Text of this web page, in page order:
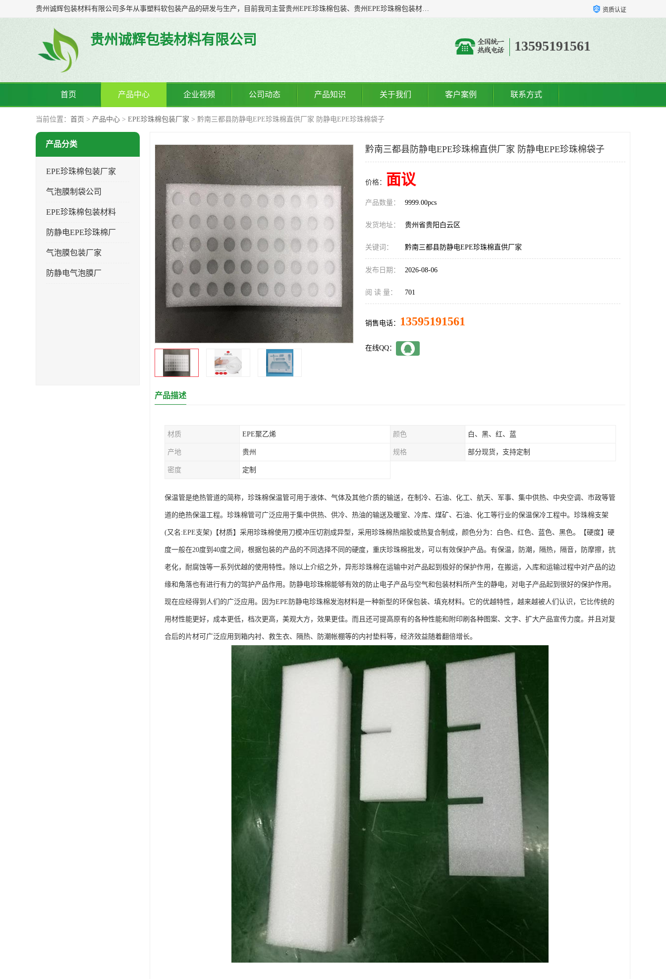
贵州诚辉包装材料有限公司多年从事塑料软包装产品的研发与生产，目前我司主营贵州EPE珍珠棉包装、贵州EPE珍珠棉包装材料、贵州防静电EPE珍珠棉、贵州气泡膜制袋、贵州气泡膜包装、贵州防静电气泡膜等；我司一直以来，凭着“诚信客自来”的精神，力争以全新的体制、先进的管理、科学的技术，不断提升服务，力求与您携手共进、共创佳绩 资质认证
贵州诚辉包装材料有限公司 13595191561
首页 产品中心 企业视频 公司动态 产品知识 关于我们 客户案例 联系方式
当前位置： 首页 > 产品中心 > EPE珍珠棉包装厂家 > 黔南三都县防静电EPE珍珠棉直供厂家 防静电EPE珍珠棉袋子
产品分类
EPE珍珠棉包装厂家
气泡膜制袋公司
EPE珍珠棉包装材料
防静电EPE珍珠棉厂
气泡膜包装厂家
防静电气泡膜厂
黔南三都县防静电EPE珍珠棉直供厂家 防静电EPE珍珠棉袋子
价格： 面议
产品数量： 9999.00pcs
发货地址： 贵州省贵阳白云区
关键词： 黔南三都县防静电EPE珍珠棉直供厂家
发布日期： 2026-08-06
阅 读 量： 701
销售电话： 13595191561
在线QQ：
产品描述
材质 EPE聚乙烯 颜色 白、黑、红、蓝
产地 贵州 规格 部分现货，支持定制
密度 定制
保温管是绝热管道的简称，珍珠棉保温管可用于液体、气体及其他介质的输送，在制冷、石油、化工、航天、军事、集中供热、中央空调、市政等管
道的绝热保温工程。珍珠棉管可广泛应用于集中供热、供冷、热油的输送及暖室、冷库、煤矿、石油、化工等行业的保温保冷工程中。珍珠棉支架
(又名:EPE支架)【材质】采用珍珠棉使用刀模冲压切割成异型，采用珍珠棉热熔胶或热复合制成，颜色分为：白色、红色、蓝色、黑色。【硬度】硬
度一般在20度到40度之间，根据包装的产品的不同选择不同的硬度，重庆珍珠棉批发，可以有效保护产品。有保温，防潮，隔热，隔音，防摩擦，抗
老化，耐腐蚀等一系列优越的使用特性。除以上介绍之外，异形珍珠棉在运输中对产品起到极好的保护作用，在搬运，入库和运输过程中对产品的边
缘和角落也有进行有力的驾护产品作用。防静电珍珠棉能够有效的防止电子产品与空气和包装材料所产生的静电，对电子产品起到很好的保护作用。
现在应经得到人们的广泛应用。因为EPE防静电珍珠棉发泡材料是一种新型的环保包装、填充材料。它的优越特性，越来越被人们认识，它比传统的
用材性能更好，成本更低，档次更高，美观大方，效果更佳。而且还可提高原有的各种性能和附印刷各种图案、文字、扩大产品宣传力度。并且对复
合后的片材可广泛应用到箱内衬、救生衣、隔热、防潮帐棚等的内衬垫料等，经济效益随着翻倍增长。